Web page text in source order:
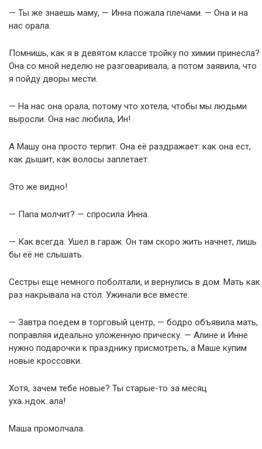
— Ты же знаешь маму, — Инна пожала плечами. — Она и на
нас орала.
Помнишь, как я в девятом классе тройку по химии принесла?
Она со мной неделю не разговаривала, а потом заявила, что
я пойду дворы мести.
— На нас она орала, потому что хотела, чтобы мы людьми
выросли. Она нас любила, Ин!
А Машу она просто терпит. Она её раздражает: как она ест,
как дышит, как волосы заплетает.
Это же видно!
— Папа молчит? — спросила Инна.
— Как всегда. Ушел в гараж. Он там скоро жить начнет, лишь
бы её не слышать.
Сестры еще немного поболтали, и вернулись в дом. Мать как
раз накрывала на стол. Ужинали все вместе.
— Завтра поедем в торговый центр, — бодро объявила мать,
поправляя идеально уложенную прическу. — Алине и Инне
нужно подарочки к празднику присмотреть, а Маше купим
новые кроссовки.
Хотя, зачем тебе новые? Ты старые-то за месяц
уха..ндок..ала!
Маша промолчала.